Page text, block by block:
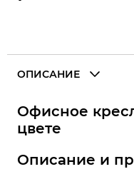
ОПИСАНИЕ
Офисное
цвете
Описание и